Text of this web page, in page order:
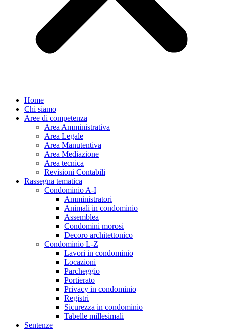
Home
Chi siamo
Aree di competenza
Area Amministrativa
Area Legale
Area Manutentiva
Area Mediazione
Area tecnica
Revisioni Contabili
Rassegna tematica
Condominio A-I
Amministratori
Animali in condominio
Assemblea
Condomini morosi
Decoro architettonico
Condominio L-Z
Lavori in condominio
Locazioni
Parcheggio
Portierato
Privacy in condominio
Registri
Sicurezza in condominio
Tabelle millesimali
Sentenze